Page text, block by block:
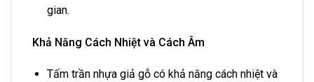
gian.
Khả Năng Cách Nhiệt và Cách Âm
Tấm trần nhựa giả gỗ có khả năng cách nhiệt và